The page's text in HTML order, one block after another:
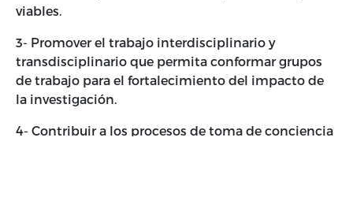
viables.
3- Promover el trabajo interdisciplinario y
transdisciplinario que permita conformar grupos
de trabajo para el fortalecimiento del impacto de
la investigación.
4- Contribuir a los procesos de toma de conciencia